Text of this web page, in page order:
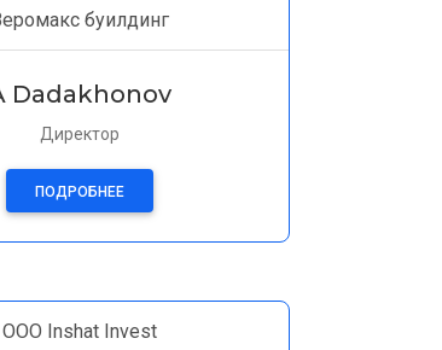
буилдинг
Dadakhonov
Директор
ПОДРОБНЕЕ
ООО Inshat Invest